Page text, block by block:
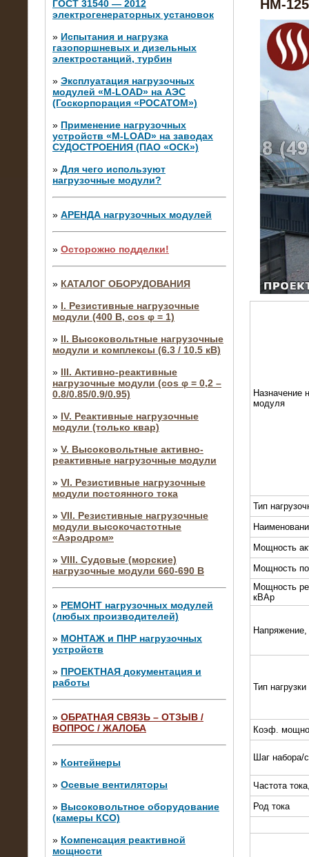
ГОСТ 31540 — 2012
электрогенераторных установок
» Испытания и нагрузка
газопоршневых и дизельных
электростанций, турбин
» Эксплуатация нагрузочных
модулей «M-LOAD» на АЭС
(Госкорпорация «РОСАТОМ»)
» Применение нагрузочных
устройств «M-LOAD» на заводах
СУДОСТРОЕНИЯ (ПАО «ОСК»)
» Для чего используют
нагрузочные модули?
» АРЕНДА нагрузочных модулей
» Осторожно подделки!
» КАТАЛОГ ОБОРУДОВАНИЯ
» I. Резистивные нагрузочные
модули (400 В, cos φ = 1)
» II. Высоковольтные нагрузочные
модули и комплексы (6.3 / 10.5 кВ)
» III. Активно-реактивные
нагрузочные модули (cos φ = 0,2 –
0.8/0.85/0.9/0.95)
» IV. Реактивные нагрузочные
модули (только квар)
» V. Высоковольтные активно-
реактивные нагрузочные модули
» VI. Резистивные нагрузочные
модули постоянного тока
» VII. Резистивные нагрузочные
модули высокочастотные
«Аэродром»
» VIII. Судовые (морские)
нагрузочные модули 660-690 В
» РЕМОНТ нагрузочных модулей
(любых производителей)
» МОНТАЖ и ПНР нагрузочных
устройств
» ПРОЕКТНАЯ документация и
работы
» ОБРАТНАЯ СВЯЗЬ – ОТЗЫВ /
ВОПРОС / ЖАЛОБА
» Контейнеры
» Осевые вентиляторы
» Высоковольтное оборудование
(камеры КСО)
» Компенсация реактивной
мощности
10.04.2015
Аренда нагрузочного модуля 4 МВт,
10 кВ
НМ-
Назначение
модуля
Тип
Мощность
Мощность
Мощность
кВАр
Тип нагрузки
Коэф.
Шаг набора/
Частота
Род тока